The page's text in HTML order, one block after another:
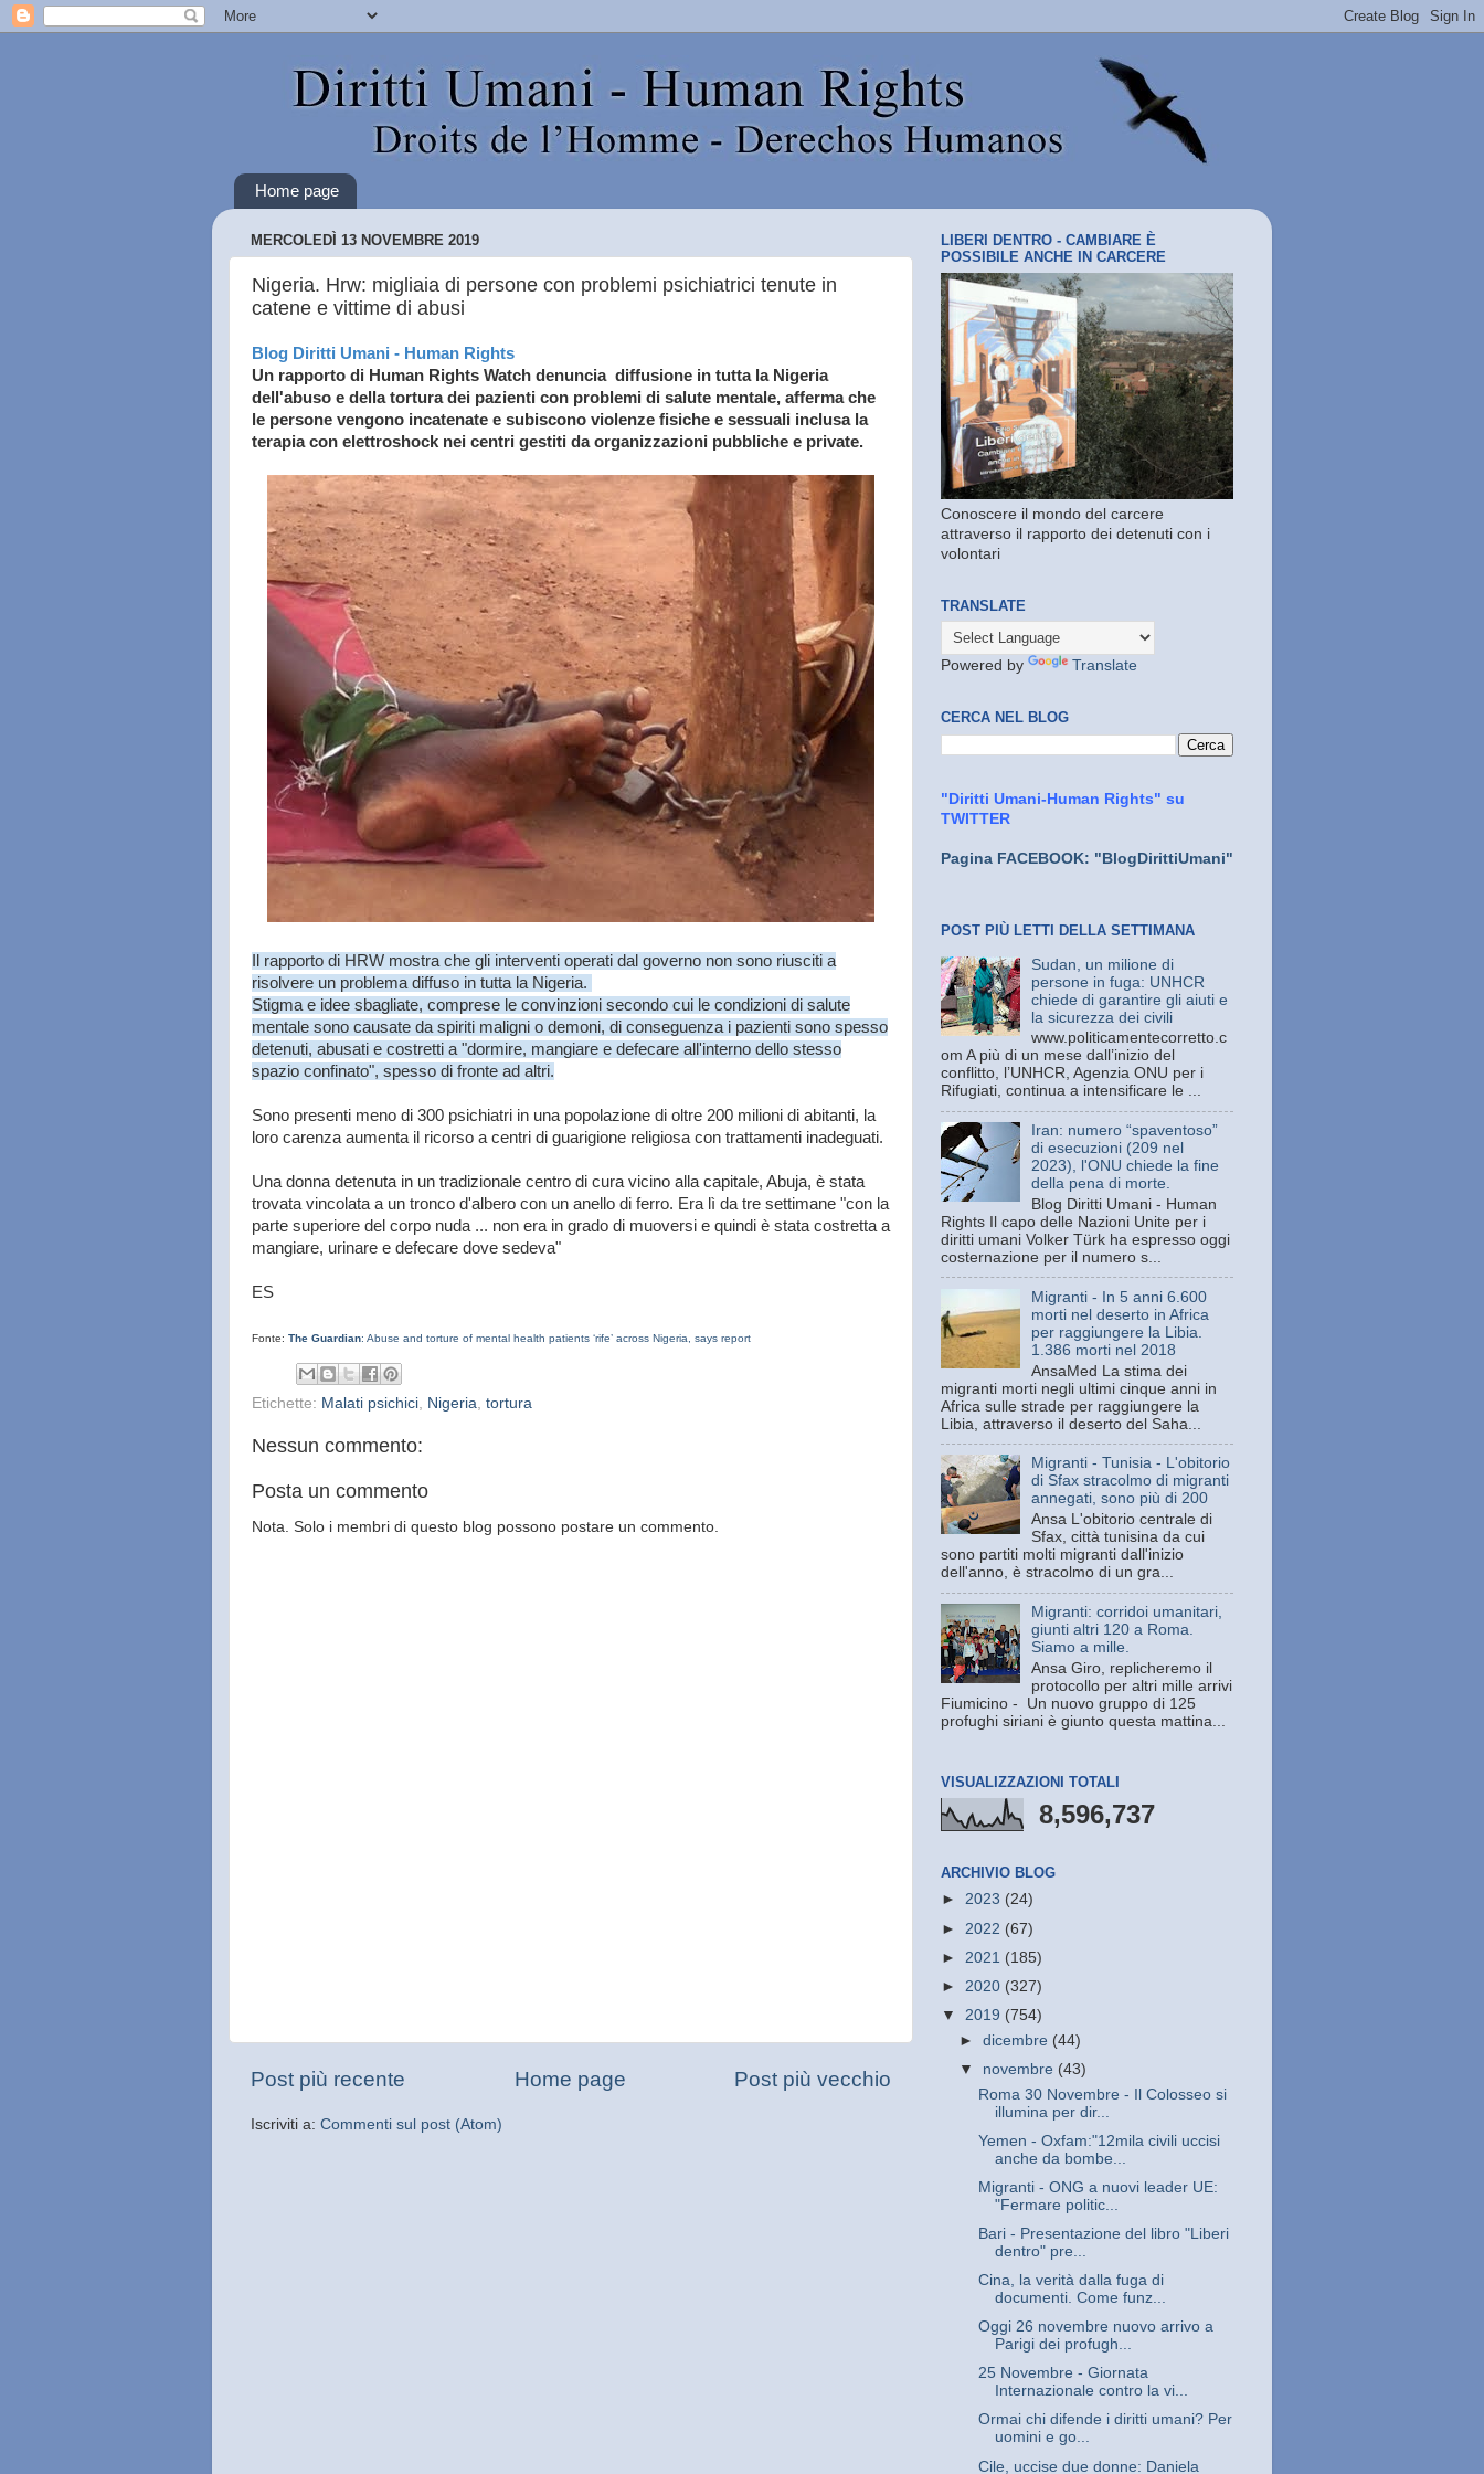
Home page
MERCOLEDÌ 13 NOVEMBRE 2019
Nigeria. Hrw: migliaia di persone con problemi psichiatrici tenute in
catene e vittime di abusi
Blog Diritti Umani - Human Rights
Un rapporto di Human Rights Watch denuncia diffusione in tutta la Nigeria
dell'abuso e della tortura dei pazienti con problemi di salute mentale, afferma che
le persone vengono incatenate e subiscono violenze fisiche e sessuali inclusa la
terapia con elettroshock nei centri gestiti da organizzazioni pubbliche e private.
Il rapporto di HRW mostra che gli interventi operati dal governo non sono riusciti a
risolvere un problema diffuso in tutta la Nigeria.
Stigma e idee sbagliate, comprese le convinzioni secondo cui le condizioni di salute
mentale sono causate da spiriti maligni o demoni, di conseguenza i pazienti sono spesso
detenuti, abusati e costretti a "dormire, mangiare e defecare all'interno dello stesso
spazio confinato", spesso di fronte ad altri.
Sono presenti meno di 300 psichiatri in una popolazione di oltre 200 milioni di abitanti, la
loro carenza aumenta il ricorso a centri di guarigione religiosa con trattamenti inadeguati.
Una donna detenuta in un tradizionale centro di cura vicino alla capitale, Abuja, è stata
trovata vincolata a un tronco d'albero con un anello di ferro. Era lì da tre settimane "con la
parte superiore del corpo nuda ... non era in grado di muoversi e quindi è stata costretta a
mangiare, urinare e defecare dove sedeva"
ES
Fonte: The Guardian: Abuse and torture of mental health patients ‘rife’ across Nigeria, says report
Etichette: Malati psichici Nigeria tortura
Nessun commento:
Posta un commento
Nota. Solo i membri di questo blog possono postare un commento.
Post più recente Post più vecchio
Home page
Iscriviti a: Commenti sul post (Atom)
LIBERI DENTRO - CAMBIARE È
POSSIBILE ANCHE IN CARCERE
Conoscere il mondo del carcere
attraverso il rapporto dei detenuti con i
volontari
TRANSLATE
Powered by Translate
CERCA NEL BLOG
"Diritti Umani-Human Rights" su
TWITTER
Pagina FACEBOOK: "BlogDirittiUmani"
POST PIÙ LETTI DELLA SETTIMANA
Sudan, un milione di
persone in fuga: UNHCR
chiede di garantire gli aiuti e
la sicurezza dei civili
www.politicamentecorretto.c
om A più di un mese dall’inizio del
conflitto, l’UNHCR, Agenzia ONU per i
Rifugiati, continua a intensificare le ...
Iran: numero “spaventoso”
di esecuzioni (209 nel
2023), l'ONU chiede la fine
della pena di morte.
Blog Diritti Umani - Human
Rights Il capo delle Nazioni Unite per i
diritti umani Volker Türk ha espresso oggi
costernazione per il numero s...
Migranti - In 5 anni 6.600
morti nel deserto in Africa
per raggiungere la Libia.
1.386 morti nel 2018
AnsaMed La stima dei
migranti morti negli ultimi cinque anni in
Africa sulle strade per raggiungere la
Libia, attraverso il deserto del Saha...
Migranti - Tunisia - L'obitorio
di Sfax stracolmo di migranti
annegati, sono più di 200
Ansa L'obitorio centrale di
Sfax, città tunisina da cui
sono partiti molti migranti dall'inizio
dell'anno, è stracolmo di un gra...
Migranti: corridoi umanitari,
giunti altri 120 a Roma.
Siamo a mille.
Ansa Giro, replicheremo il
protocollo per altri mille arrivi
Fiumicino - Un nuovo gruppo di 125
profughi siriani è giunto questa mattina...
VISUALIZZAZIONI TOTALI
8,596,737
ARCHIVIO BLOG
► 2023 (24)
► 2022 (67)
► 2021 (185)
► 2020 (327)
▼ 2019 (754)
►dicembre (44)
▼ novembre (43)
Roma 30 Novembre - Il Colosseo si
illumina per dir...
Yemen - Oxfam:"12mila civili uccisi
anche da bombe...
Migranti - ONG a nuovi leader UE:
"Fermare politic...
Bari - Presentazione del libro "Liberi
dentro" pre...
Cina, la verità dalla fuga di
documenti. Come funz...
Oggi 26 novembre nuovo arrivo a
Parigi dei profugh...
25 Novembre - Giornata
Internazionale contro la vi...
Ormai chi difende i diritti umani? Per
uomini e go...
Cile, uccise due donne: Daniela